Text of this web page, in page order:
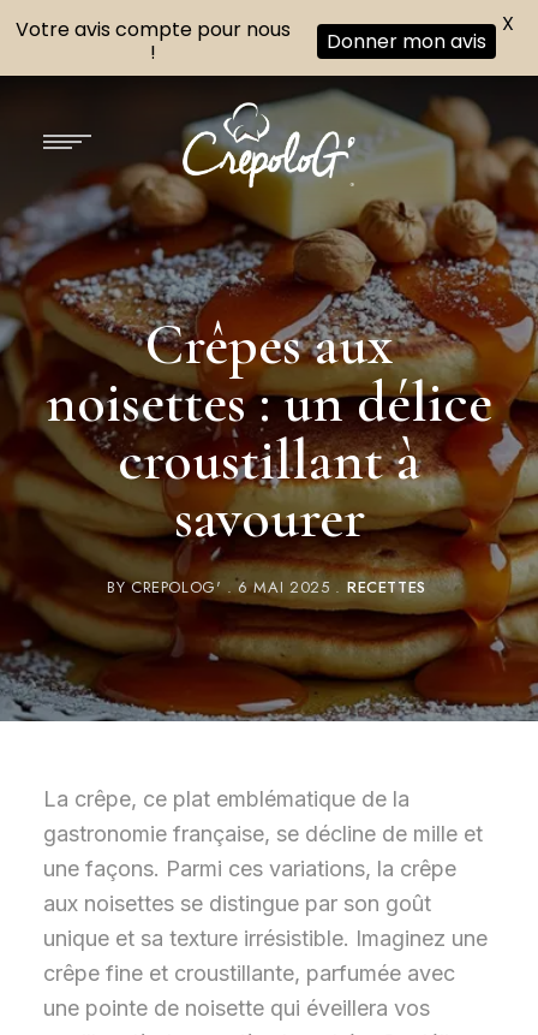
Crêpes aux
noisettes : un délice
croustillant à
savourer
BYCREPOLOG' 6 MAI 2025 RECETTES
La crêpe, ce plat emblématique de la
gastronomie française, se décline de mille et
une façons. Parmi ces variations, la crêpe
aux noisettes se distingue par son goût
unique et sa texture irrésistible. Imaginez une
crêpe fine et croustillante, parfumée avec
une pointe de noisette qui éveillera vos
Votre avis compte pour nous
!
Donner mon avis
X